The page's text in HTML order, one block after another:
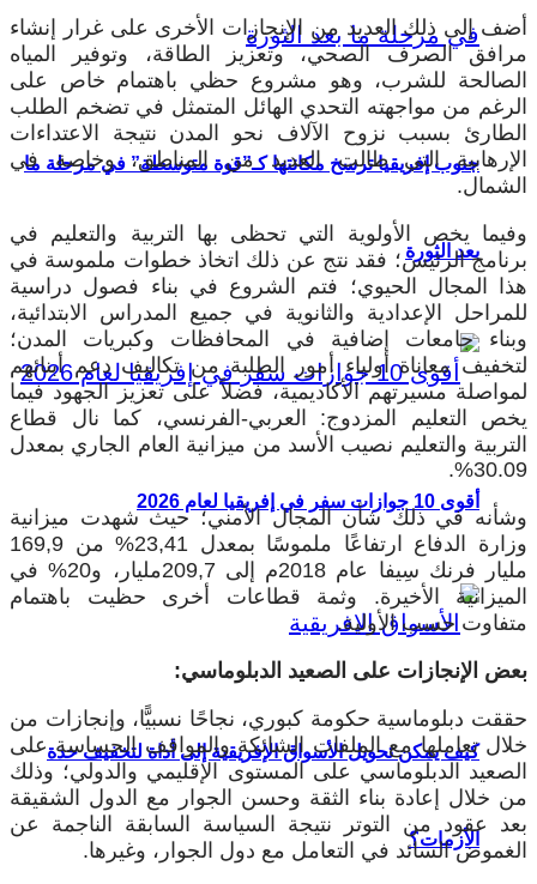
جنوب إفريقيا ترسخ مكانتها كـ”قوة متوسطة” في مرحلة ما
بعد الثورة
أقوى 10 جوازات سفر في إفريقيا لعام 2026
كيف يمكن تحويل الأسواق الإفريقية إلى أداة لتخفيف حدة
الأزمات؟
أضف إلى ذلك العديد من الإنجازات الأخرى على غرار إنشاء
مرافق الصرف الصحي، وتعزيز الطاقة، وتوفير المياه
الصالحة للشرب، وهو مشروع حظي باهتمام خاص على
الرغم من مواجهته التحدي الهائل المتمثل في تضخم الطلب
الطارئ بسبب نزوح الآلاف نحو المدن نتيجة الاعتداءات
الإرهابية التي طالت العديد من المناطق، وخاصة في
الشمال.
وفيما يخص الأولوية التي تحظى بها التربية والتعليم في
برنامج الرئيس؛ فقد نتج عن ذلك اتخاذ خطوات ملموسة في
هذا المجال الحيوي؛ فتم الشروع في بناء فصول دراسية
للمراحل الإعدادية والثانوية في جميع المدراس الابتدائية،
وبناء جامعات إضافية في المحافظات وكبريات المدن؛
لتخفيف معاناة أولياء أمور الطلبة من تكاليف دعم أبنائهم
لمواصلة مسيرتهم الأكاديمية، فضلاً على تعزيز الجهود فيما
يخص التعليم المزدوج: العربي-الفرنسي، كما نال قطاع
التربية والتعليم نصيب الأسد من ميزانية العام الجاري بمعدل
30.09%.
وشأنه في ذلك شأن المجال الأمني؛ حيث شهدت ميزانية
وزارة الدفاع ارتفاعًا ملموسًا بمعدل 23,41% من 169,9
مليار فرنك سِيفا عام 2018م إلى 209,7مليار، و20% في
الميزانية الأخيرة. وثمة قطاعات أخرى حظيت باهتمام
متفاوت حسب الأولية.
بعض الإنجازات على الصعيد الدبلوماسي:
حققت دبلوماسية حكومة كبوري، نجاحًا نسبيًّا، وإنجازات من
خلال تعاملها مع الملفات الشائكة والمواقف الحساسة على
الصعيد الدبلوماسي على المستوى الإقليمي والدولي؛ وذلك
من خلال إعادة بناء الثقة وحسن الجوار مع الدول الشقيقة
بعد عقود من التوتر نتيجة السياسة السابقة الناجمة عن
الغموض السائد في التعامل مع دول الجوار، وغيرها.